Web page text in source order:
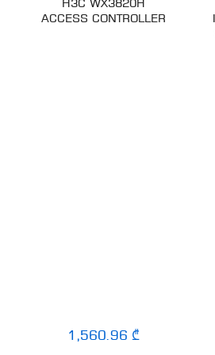
H3C WX3820H
ACCESS CONTROLLER
1,560.96 ₾